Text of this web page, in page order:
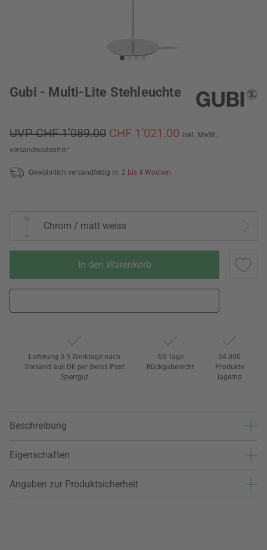
Gubi - Multi-Lite Stehleuchte
UVP CHF 1’089.00 CHF 1’021.00 inkl. MwSt.,
versandkostenfrei*
Gewöhnlich versandfertig in: 2 bis 4 Wochen
Chrom / matt weiss
In den Warenkorb
Lieferung 3-5 Werktage nach
Versand aus DE per Swiss Post
Sperrgut
60 Tage
Rückgaberecht
24.000
Produkte
lagernd
Beschreibung
Eigenschaften
Angaben zur Produktsicherheit